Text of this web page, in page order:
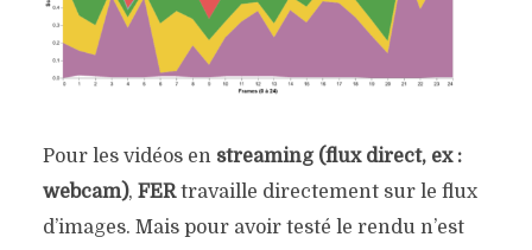
Pour les vidéos en streaming (flux direct, ex :
webcam), FERtravaille directement sur le flux
d’images. Mais pour avoir testé le rendu n’est